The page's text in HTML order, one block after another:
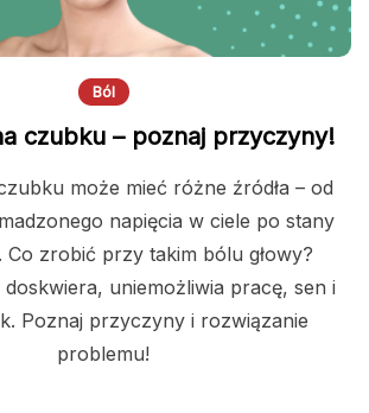
Ból
czubku – poznaj przyczyny!
może mieć różne źródła – od
napięcia w ciele po stany
zrobić przy takim bólu głowy?
uniemożliwia pracę, sen i
Poznaj przyczyny i rozwiązanie
problemu!